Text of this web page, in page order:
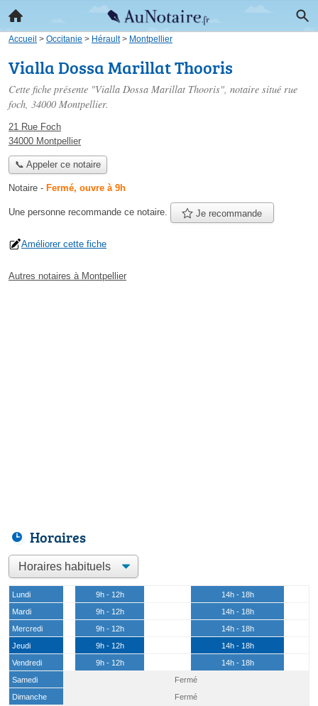
Accueil > Occitanie > Hérault> Montpellier
Vialla Dossa Marillat Thooris
Cette fiche présente "Vialla Dossa Marillat Thooris", notaire situé rue
foch, 34000 Montpellier.
21 Rue Foch
34000 Montpellier
📞 Appeler ce notaire
Notaire - Fermé, ouvre à 9h
Une personne recommande ce notaire. Je recommande
Améliorer cette fiche
Autres notaires à Montpellier
Horaires
Lundi 9h - 12h
14h - 18h
Mardi
9h - 12h
14h - 18h
Mercredi
9h - 12h
14h - 18h
Jeudi
9h - 12h
14h - 18h
Vendredi
9h - 12h
14h - 18h
Samedi
Fermé
Dimanche
Fermé